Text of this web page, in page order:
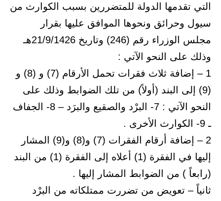
التي تقدمها الدولة للمتضررين بسبب الكوارث من
سيول وحرائق ونحوها الموافق عليها بقرار
مجلس الوزراء رقم (246) وتاريخ 21/9/1426هـ
وذلك على النحو الآتي :
1 – إضافة ثلاث فقرات تحمل الأرقام (7) و (8) و
(9) إلى البند (أولاً) من تلك الضوابط وذلك على
النحو الآتي : 7- البرْد والصقيع والبرَد – 8- الجفاف
ـ 9- الكوارث الأخرى .
2 – إضافة أرقام الفقرات (7) و(8) و(9) المشار
إليها في الفقرة (1) أعلاه إلى الفقرة (1) من البند
(رابعاً ) من الضوابط المشار إليها .
ثانياً – تعويض من تضررت ممتلكاته من البرْد